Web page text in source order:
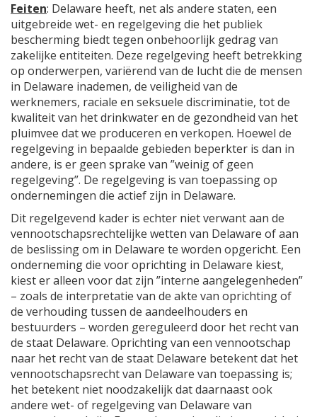
Feiten: Delaware heeft, net als andere staten, een
uitgebreide wet- en regelgeving die het publiek
bescherming biedt tegen onbehoorlijk gedrag van
zakelijke entiteiten. Deze regelgeving heeft betrekking
op onderwerpen, variërend van de lucht die de mensen
in Delaware inademen, de veiligheid van de
werknemers, raciale en seksuele discriminatie, tot de
kwaliteit van het drinkwater en de gezondheid van het
pluimvee dat we produceren en verkopen. Hoewel de
regelgeving in bepaalde gebieden beperkter is dan in
andere, is er geen sprake van ”weinig of geen
regelgeving”. De regelgeving is van toepassing op
ondernemingen die actief zijn in Delaware.
Dit regelgevend kader is echter niet verwant aan de
vennootschapsrechtelijke wetten van Delaware of aan
de beslissing om in Delaware te worden opgericht. Een
onderneming die voor oprichting in Delaware kiest,
kiest er alleen voor dat zijn ”interne aangelegenheden”
– zoals de interpretatie van de akte van oprichting of
de verhouding tussen de aandeelhouders en
bestuurders – worden gereguleerd door het recht van
de staat Delaware. Oprichting van een vennootschap
naar het recht van de staat Delaware betekent dat het
vennootschapsrecht van Delaware van toepassing is;
het betekent niet noodzakelijk dat daarnaast ook
andere wet- of regelgeving van Delaware van